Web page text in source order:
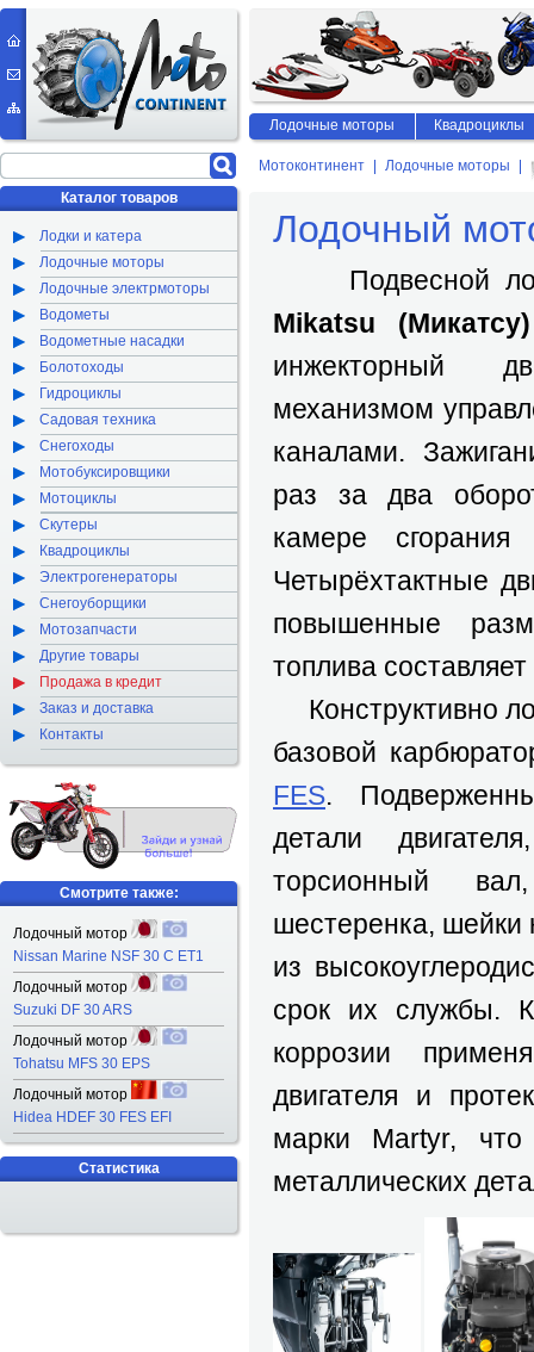
Мотоконтинент Лодочные моторы
Лодочный
Подвесной
Mikatsu
инжекторный
механизмом
каналами.
раз за два
камере сгорания
Четырёхтактные
повышенные
топлива
Конструктивно
базовой
FES.
детали
торсионный
шестеренка, шейки
из
срок их службы.
коррозии
двигателя и
марки Martyr, что
металлических
Каталог товаров
Лодки и катера
Лодочные моторы
Лодочные электрмоторы
Водометы
Водометные насадки
Болотоходы
Гидроциклы
Садовая техника
Снегоходы
Мотобуксировщики
Мотоциклы
Скутеры
Квадроциклы
Электрогенераторы
Снегоуборщики
Мотозапчасти
Другие товары
Продажа в кредит
Заказ и доставка
Контакты
Смотрите также:
Лодочный мотор
Nissan Marine NSF 30 C ET1
Лодочный мотор
Suzuki DF 30 ARS
Лодочный мотор
Tohatsu MFS 30 EPS
Лодочный мотор
Hidea HDEF 30 FES EFI
Статистика
Лодочные моторы Квадроциклы